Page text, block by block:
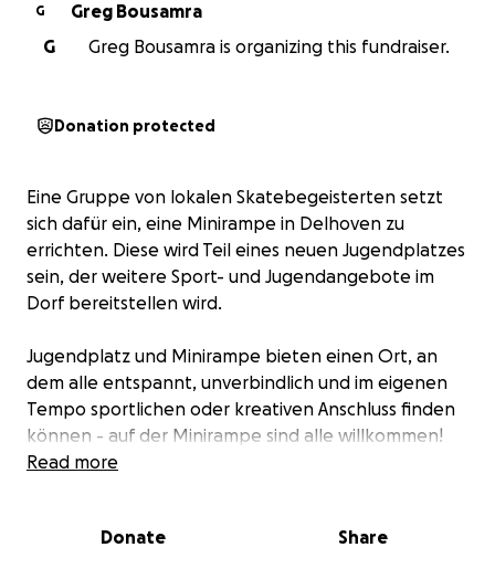
G
Greg Bousamra
G
Greg Bousamra is organizing this fundraiser.
Donation protected
Eine Gruppe von lokalen Skatebegeisterten setzt
sich dafür ein, eine Minirampe in Delhoven zu
errichten. Diese wird Teil eines neuen Jugendplatzes
sein, der weitere Sport- und Jugendangebote im
Dorf bereitstellen wird.
Jugendplatz und Minirampe bieten einen Ort, an
dem alle entspannt, unverbindlich und im eigenen
Tempo sportlichen oder kreativen Anschluss finden
können - auf der Minirampe sind alle willkommen!
Stehen wird sie auf der
Zusammen mit der Stadt Dormagen laden wir Sie
Read more
Donate Share